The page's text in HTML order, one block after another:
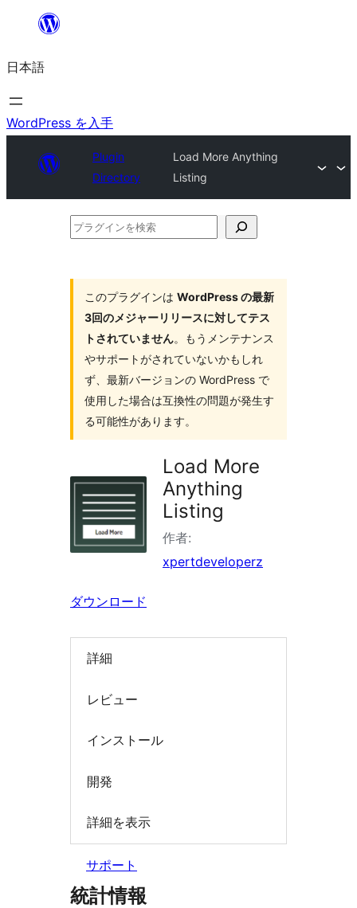
を
ス
キ
日本語
WordPress を入手
Plugin
Directory
Load More Anything
Listing
プ
このプラグインは WordPress の最新
3回のメジャーリリースに対してテス
トされていません。もうメンテナンス
やサポートがされていないかもしれ
ず、最新バージョンの WordPress で
使用した場合は互換性の問題が発生す
る可能性があります。
Load More
Anything
Listing
作者:
xpertdeveloperz
ダウンロード
詳細
レビュー
インストール
開発
詳細を表示
サポート
統計情報